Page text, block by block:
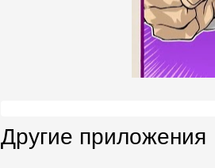
Другие приложения